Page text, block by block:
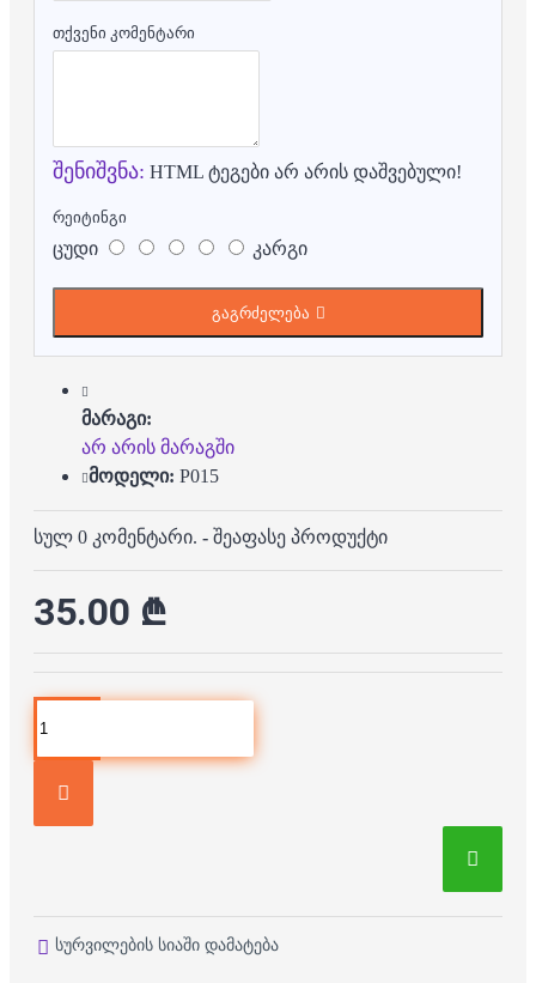
თქვენი კომენტარი
შენიშვნა: HTML ტეგები არ არის დაშვებული!
რეიტინგი
ცუდი კარგი
გაგრძელება
მარაგი:
არ არის მარაგში
მოდელი: P015
სულ 0 კომენტარი. - შეაფასე პროდუქტი
35.00 ₾
სურვილების სიაში დამატება